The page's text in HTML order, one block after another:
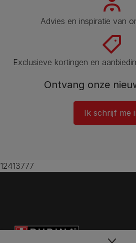
Advies en inspiratie van
Exclusieve kortingen en
Ontvang onze
Ik schrijf me
12413777